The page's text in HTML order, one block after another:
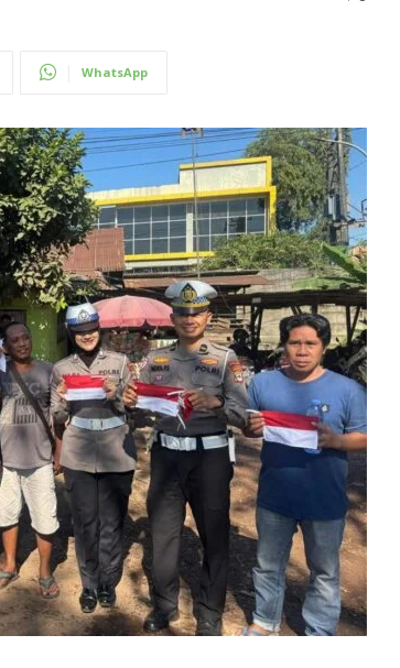
WhatsApp